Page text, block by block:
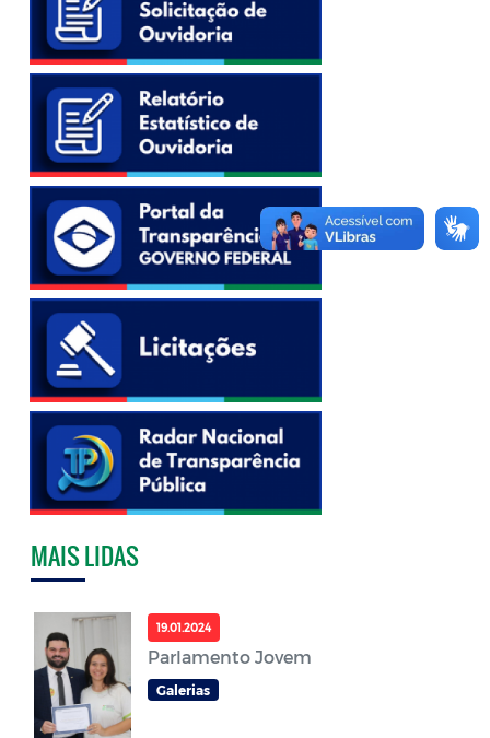
MAIS LIDAS
19.01.2024
Parlamento Jovem
Galerias